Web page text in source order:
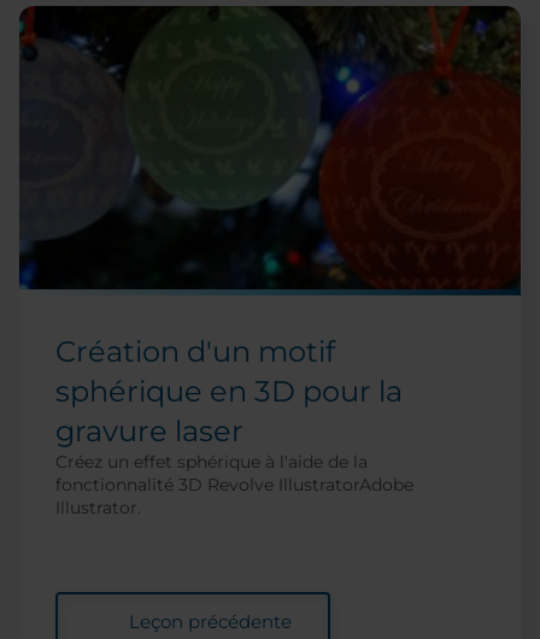
Création d'un motif
sphérique en 3D pour la
gravure laser
Créez un effet sphérique à l'aide de la
fonctionnalité 3D Revolve IllustratorAdobe
Illustrator.
Leçon précédente